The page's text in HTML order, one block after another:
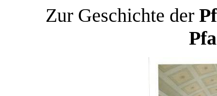
Zur Geschichte der